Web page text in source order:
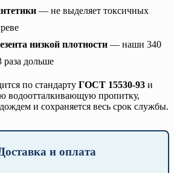
— не выделяет токсичных
низкой плотности — наши 340
раза дольше
по стандарту ГОСТ 15530-93 и
водоотталкивающую пропитку,
и сохраняется весь срок службы.
и оплата